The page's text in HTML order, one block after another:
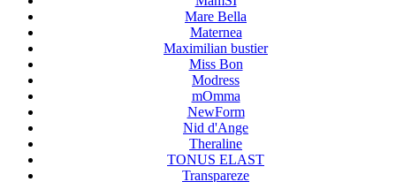
Mare Bella
Maternea
Maximilian bustier
Miss Bon
Modress
mOmma
NewForm
Nid d'Ange
Theraline
TONUS ELAST
Transpareze